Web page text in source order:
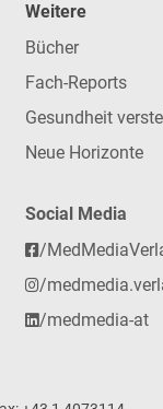
Weitere
Bücher
Fach-Reports
Gesundheit
Neue Horizonte
Social Media
/
/
/medmedia-at